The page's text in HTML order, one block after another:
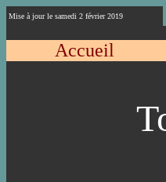
Mise à jour le samedi 2 février 2019
Accueil